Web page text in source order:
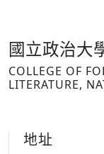
國立政治大
COLLEGE OF
LITERATURE,
地址